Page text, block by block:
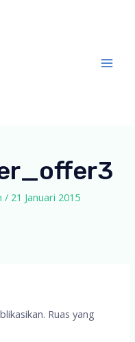
/ 21 Januari 2015
Ruas yang